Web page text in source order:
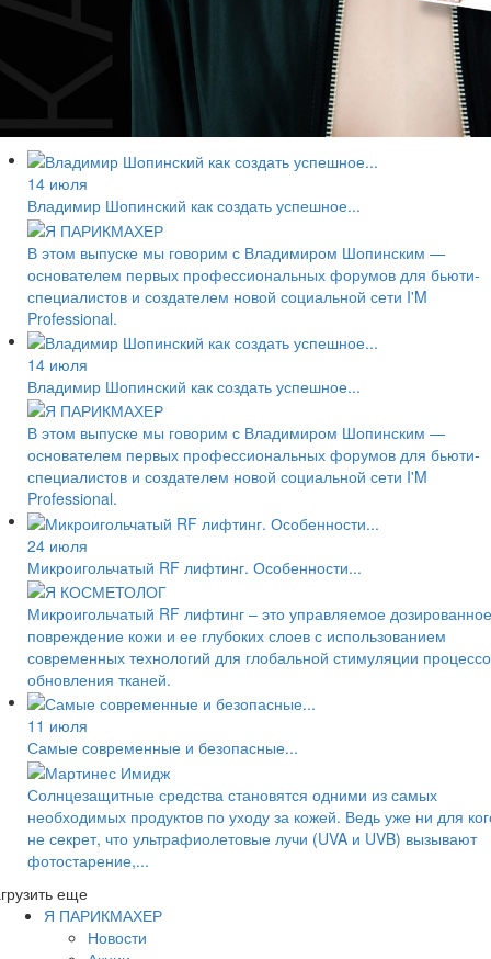
14 июля
Владимир Шопинский как создать успешное...
В этом выпуске мы говорим с Владимиром Шопинским —
основателем первых профессиональных форумов для бьюти-
специалистов и создателем новой социальной сети I'M
Professional.
14 июля
Владимир Шопинский как создать успешное...
В этом выпуске мы говорим с Владимиром Шопинским —
основателем первых профессиональных форумов для бьюти-
специалистов и создателем новой социальной сети I'M
Professional.
24 июля
Микроигольчатый RF лифтинг. Особенности...
Микроигольчатый RF лифтинг – это управляемое дозированное
повреждение кожи и ее глубоких слоев с использованием
современных технологий для глобальной стимуляции
обновления тканей.
11 июля
Самые современные и безопасные...
Солнцезащитные средства становятся одними из самых
необходимых продуктов по уходу за кожей. Ведь уже ни для
не секрет, что ультрафиолетовые лучи (UVA и UVB) вызывают
фотостарение,...
еще
Я ПАРИКМАХЕР
Новости